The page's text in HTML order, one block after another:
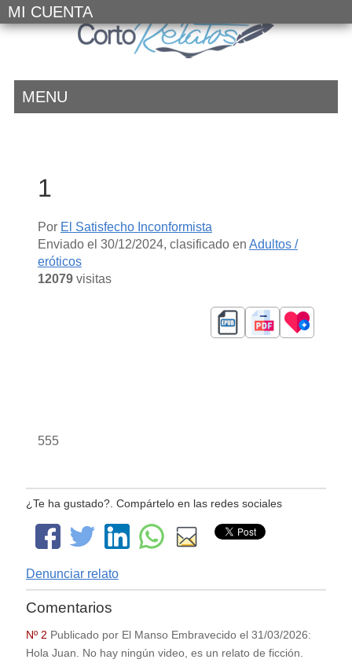
MI CUENTA
MENU
1
Por El Satisfecho Inconformista
Enviado el 30/12/2024, clasificado en Adultos /
eróticos
12079visitas
555
¿Te ha gustado?. Compártelo en las redes sociales
Denunciar relato
Comentarios
Nº 2 Publicado por El Manso Embravecido el 31/03/2026:
Hola Juan. No hay ningún video, es un relato de ficción.